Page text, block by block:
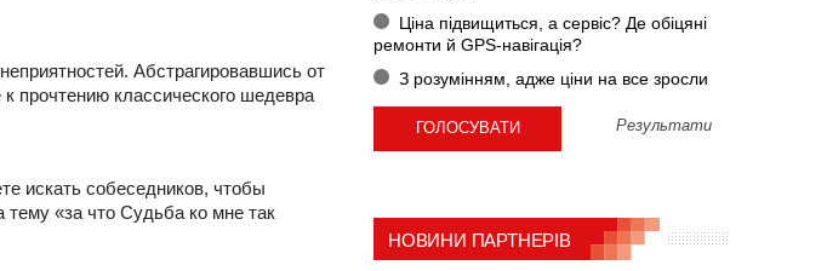
Абстрагировавшись от
прочтению классического шедевра
искать собеседников, чтобы
«за что Судьба ко мне так
Ціна підвищиться, а сервіс? Де обіцяні
ремонти й GPS-навігація?
З розумінням, адже ціни на все зросли
Результати
НОВИНИ ПАРТНЕРІВ